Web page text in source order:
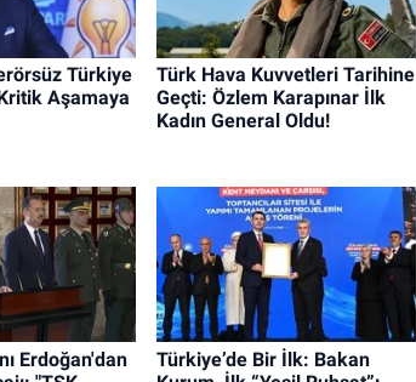
Türkiye
Aşamaya
Türk Hava Kuvvetleri Tarihine
Geçti: Özlem Karapınar İlk
Kadın General Oldu!
Erdoğan'dan
Türkiye’de Bir İlk: Bakan